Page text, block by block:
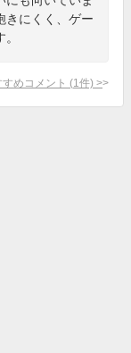
きにくく、ゲー
めコメント (1 件) >